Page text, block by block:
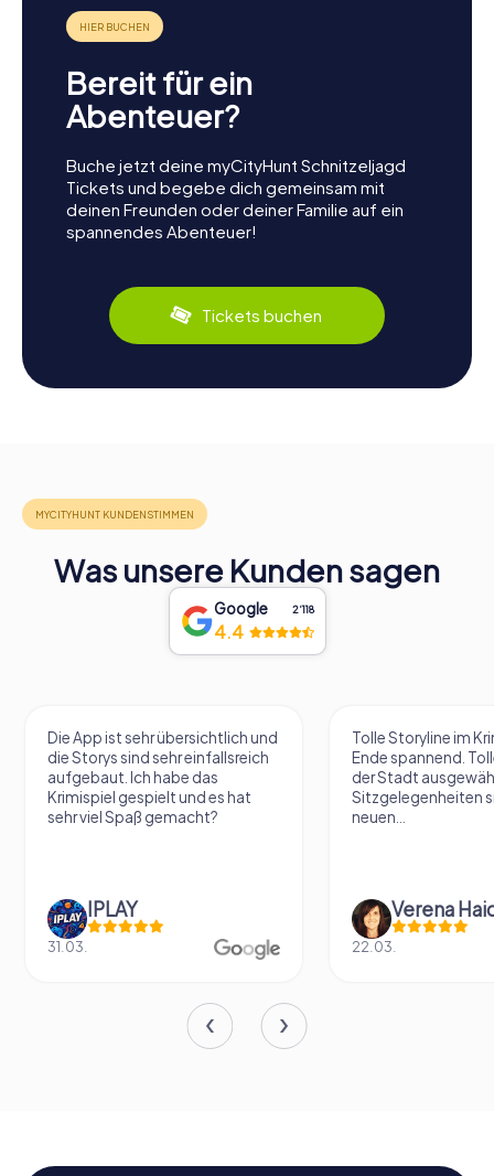
Bereit für ein
Abenteuer?
Buche jetzt deine myCityHunt Schnitzeljagd
Tickets und begebe dich gemeinsam mit
deinen Freunden oder deiner Familie auf ein
spannendes Abenteuer!
Tickets buchen
Was unsere Kunden sagen
Google 2‘118
4.4
Die App ist sehr übersichtlich und
die Storys sind sehr einfallsreich
aufgebaut. Ich habe das
Krimispiel gespielt und es hat
sehr viel Spaß gemacht?
IPLAY
31.03.
Tolle Storyline im
Ende spannend.
der Stadt
Sitzgelegenheiten
neuen...
22.03.